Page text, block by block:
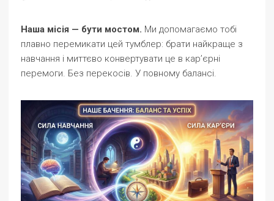
Наша місія — бути мостом. Ми допомагаємо тобі
плавно перемикати цей тумблер: брати найкраще з
навчання і миттєво конвертувати це в кар’єрні
перемоги. Без перекосів. У повному балансі.